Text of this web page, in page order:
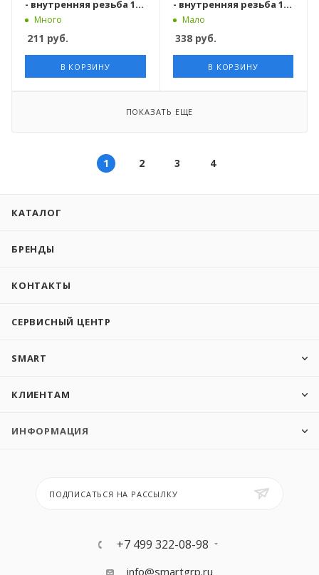
- внутренняя резьба 150
штук в упаковке
Много
211 руб.
В КОРЗИНУ
- внутренняя резьба 100
штук в упаковке
Мало
338руб.
В КОРЗИНУ
ПОКАЗАТЬ ЕЩЕ
1 2 3 4
КАТАЛОГ
БРЕНДЫ
КОНТАКТЫ
СЕРВИСНЫЙ ЦЕНТР
SMART
КЛИЕНТАМ
ИНФОРМАЦИЯ
ПОДПИСАТЬСЯ НА РАССЫЛКУ
+7 499 322-08-98
info@smartgrp.ru